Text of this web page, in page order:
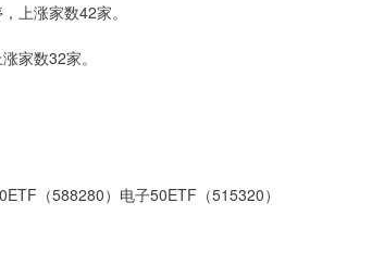
上涨家数42家。
家数32家。
（588280）电子50ETF（515320）